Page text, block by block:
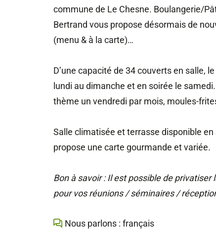
commune de Le Chesne. Boulangerie/
Bertrand vous propose désormais de
(menu & à la carte)…
D’une capacité de 34 couverts en salle,
lundi au dimanche et en soirée le
thème un vendredi par mois, moules-
Salle climatisée et terrasse disponible
propose une carte gourmande et variée.
Bon à savoir : Il est possible de
pour vos réunions / séminaires /
Nous parlons : français